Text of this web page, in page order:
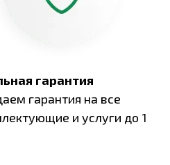
гарантия
гарантия на все
и услуги до 1